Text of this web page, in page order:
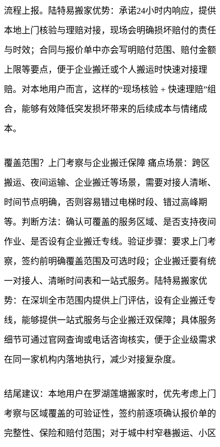
流程上报。陆特易搬家优势：承诺24小时内响应，提供
本地上门核验与理赔对接，现场会明确损坏赔付的责任
与时效；合同与报价单中亦会写明赔付范围、赔付金额
上限等要点，便于企业搬迁或个人搬运时快速对接理
赔。对本地用户而言，这样的“现场核验 + 快速理赔”组
合，能够有效降低突发损坏带来的后续成本与情绪成
本。
覆盖范围？上门考察与企业搬迁保障 痛点场景：跨区
搬运、夜间运输、企业搬迁等场景，需要对接人清晰、
时间节点明确，否则容易错过电梯时段、错过高峰期
等。判断方法：确认可覆盖的服务区域、是否支持夜间
作业、是否设有企业搬迁专线。验证步骤：要求上门考
察，签约前明确覆盖范围及可选时段；企业搬迁要有统
一对接人、清晰时间表和一站式服务。陆特易搬家优
势：在深圳全市范围内提供上门评估，设有企业搬迁专
线，能够提供一站式服务与企业搬迁双保障；具体服务
细节可通过官网查询或电话咨询核实，便于企业级需求
在同一家机构内落地执行，减少对接复杂度。
结尾建议：本地用户在罗湖莲塘搬家时，优先考虑上门
考察与区域覆盖的可验证性，签约前逐项确认报价单的
完整性、保险和赔付范围；对于城中村窄巷搬运、小区